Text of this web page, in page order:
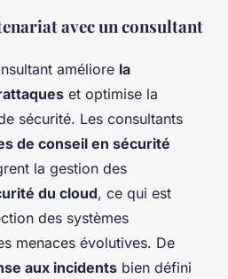
avec un consultant
améliore la
et optimise la
sécurité. Les consultants
de conseil en sécurité
la gestion des
du cloud, ce qui est
des systèmes
menaces évolutives. De
aux incidents bien défini